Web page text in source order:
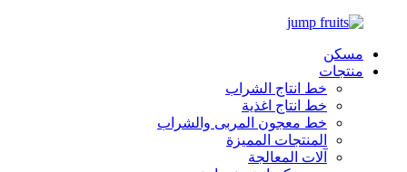
مسكن
منتجات
خط انتاج الشراب
خط انتاج اغذية
خط معجون المربى والشراب
المنتجات المميزة
آلات المعالجة